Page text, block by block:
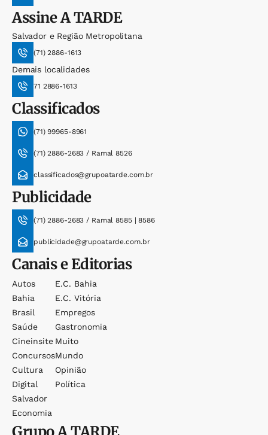
AssineA TARDE
Salvador e Região Metropolitana
(71) 2886-1613
Demais localidades
71 2886-1613
Classificados
(71) 99965-8961
(71) 2886-2683 / Ramal 8526
classificados@grupoatarde.com.br
Publicidade
(71) 2886-2683 / Ramal 8585 | 8586
publicidade@grupoatarde.com.br
Canais e Editorias
Autos
Bahia
Brasil
Saúde
Cineinsite
Concursos
Cultura
Digital
Salvador
Economia
E.c. Bahia
E.c. Vitória
Empregos
Gastronomia
Muito
Mundo
Opinião
Política